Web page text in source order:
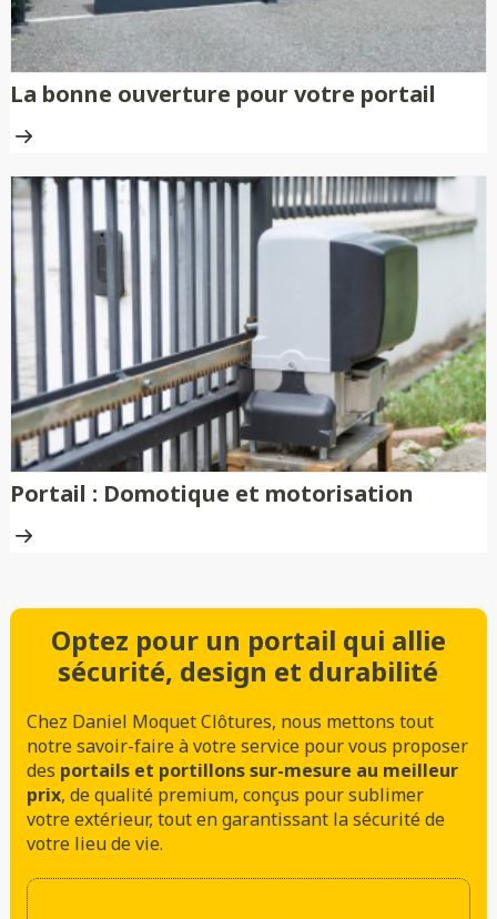
La bonne ouverture pour votre portail
Portail : Domotique et motorisation
Optez pour un portail qui allie
sécurité, design et durabilité
Chez Daniel Moquet Clôtures, nous mettons tout
notre savoir-faire à votre service pour vous proposer
des portails et portillons sur-mesure au meilleur
prix, de qualité premium, conçus pour sublimer
votre extérieur, tout en garantissant la sécurité de
votre lieu de vie.